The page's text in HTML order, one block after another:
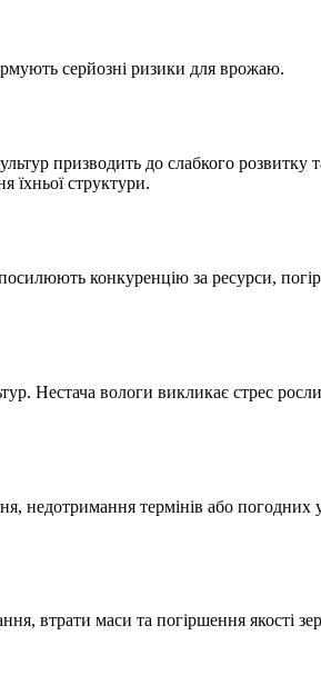
серйозні ризики для врожаю.
призводить до слабкого
їхньої структури.
конкуренцію за ресурси,
Нестача вологи викликає стрес
недотримання термінів або
втрати маси та погіршення якості